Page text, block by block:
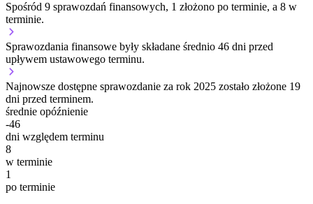
Spośród 9 sprawozdań finansowych, 1 złożono po terminie, a 8 w
terminie.
Sprawozdania finansowe były składane średnio 46 dni przed
upływem ustawowego terminu.
Najnowsze dostępne sprawozdanie za rok 2025 zostało złożone 19
dni przed terminem.
średnie opóźnienie
-46
dni względem terminu
8
w terminie
1
po terminie